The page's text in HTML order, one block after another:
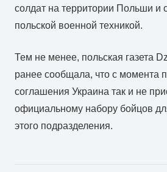
солдат на территории Польши и
польской военной техникой.
Тем не менее, польская газета
ранее сообщала, что с момента
соглашения Украина так и не
официальному набору бойцов
этого подразделения.